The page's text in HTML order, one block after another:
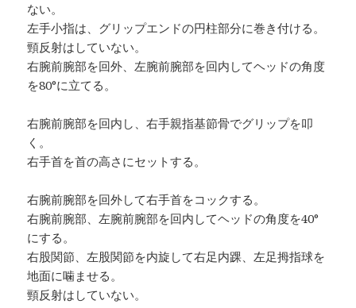
ない。
左手小指は、グリップエンドの円柱部分に巻き付ける。
頸反射はしていない。
右腕前腕部を回外、左腕前腕部を回内してヘッドの角度
を80°に立てる。
右腕前腕部を回内し、右手親指基節骨でグリップを叩
く。
右手首を首の高さにセットする。
右腕前腕部を回外して右手首をコックする。
右腕前腕部、左腕前腕部を回内してヘッドの角度を40°
にする。
右股関節、左股関節を内旋して右足内踝、左足拇指球を
地面に噛ませる。
頸反射はしていない。